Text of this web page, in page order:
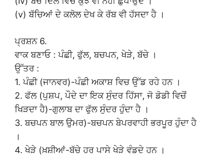
(v) ਬੱਚਿਆਂ ਦੇ ਕਲੋਲ ਦੇਖ ਕੇ ਰੱਬ ਵੀ ਹੱਸਦਾ ਹੈ ।
ਪ੍ਰਸ਼ਨ 6.
ਵਾਕ ਬਣਾਓ : ਪੰਛੀ, ਫੁੱਲ, ਬਚਪਨ, ਖੇੜੇ, ਬੱਚੇ ।
ਉੱਤਰ :
1. ਪੰਛੀ (ਜਾਨਵਰ)-ਪੰਛੀ ਅਕਾਸ਼ ਵਿਚ ਉੱਡ ਰਹੇ ਹਨ ।
2. ਫੱਲ (ਪੁਸ਼ਪ, ਪੌਦੇ ਦਾ ਇਕ ਸੁੰਦਰ ਹਿੱਸਾ, ਜੋ ਡੋਡੀ ਵਿਚੋਂ
ਖਿੜਦਾ ਹੈ)-ਗੁਲਾਬ ਦਾ ਫੁੱਲ ਸੁੰਦਰ ਹੁੰਦਾ ਹੈ ।
3. ਬਚਪਨ ਬਾਲ ਉਮਰ)-ਬਚਪਨ ਬੇਪਰਵਾਹੀ ਭਰਪੂਰ ਹੁੰਦਾ ਹੈ
।
4. ਖੇੜੇ (ਖ਼ਸ਼ੀਆਂ-ਬੱਚੇ ਹਰ ਪਾਸੇ ਖੇੜੇ ਵੰਡਦੇ ਹਨ ।